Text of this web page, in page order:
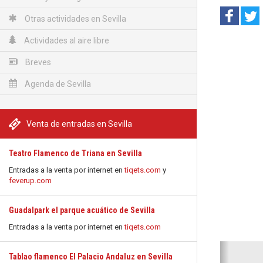
Otras actividades en Sevilla
Actividades al aire libre
Breves
Agenda de Sevilla
Venta de entradas en Sevilla
Teatro Flamenco de Triana en Sevilla
Entradas a la venta por internet entiqets.com y
feverup.com
Guadalpark el parque acuático de Sevilla
Entradas a la venta por internet entiqets.com
Tablao flamenco El Palacio Andaluz en Sevilla